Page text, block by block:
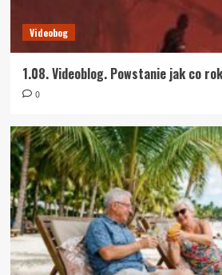
Videobog
1.08. Videoblog. Powstanie jak co
0